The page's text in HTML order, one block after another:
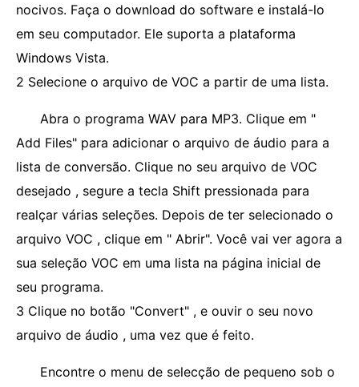
nocivos. Faça o download do software e instalá-lo
em seu computador. Ele suporta a plataforma
Windows Vista.
2 Selecione o arquivo de VOC a partir de uma lista.
Abra o programa WAV para MP3. Clique em "
Add Files" para adicionar o arquivo de áudio para a
lista de conversão. Clique no seu arquivo de VOC
desejado , segure a tecla Shift pressionada para
realçar várias seleções. Depois de ter selecionado o
arquivo VOC , clique em " Abrir". Você vai ver agora a
sua seleção VOC em uma lista na página inicial de
seu programa.
3 Clique no botão "Convert" , e ouvir o seu novo
arquivo de áudio , uma vez que é feito.
Encontre o menu de selecção de pequeno sob o